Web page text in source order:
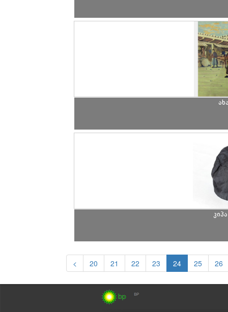
< 20 21 22 23 24 25 26